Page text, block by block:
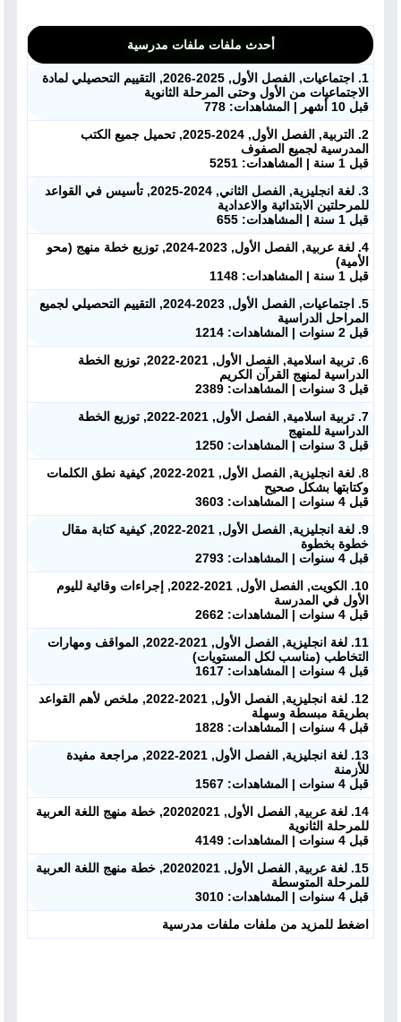
أحدث ملفات ملفات مدرسية
1. اجتماعيات, الفصل الأول, 2025-2026, التقييم التحصيلي لمادة
الاجتماعيات من الأول وحتى المرحلة الثانوية
قبل 10 أشهر | المشاهدات: 778
2. التربية, الفصل الأول, 2024-2025, تحميل جميع الكتب
المدرسية لجميع الصفوف
قبل 1 سنة | المشاهدات: 5251
3. لغة انجليزية, الفصل الثاني, 2024-2025, تأسيس في القواعد
للمرحلتين الابتدائية والاعدادية
قبل 1 سنة | المشاهدات: 655
4. لغة عربية, الفصل الأول, 2023-2024, توزيع خطة منهج (محو
الأمية)
قبل 1 سنة | المشاهدات: 1148
5. اجتماعيات, الفصل الأول, 2023-2024, التقييم التحصيلي لجميع
المراحل الدراسية
قبل 2 سنوات | المشاهدات: 1214
6. تربية اسلامية, الفصل الأول, 2021-2022, توزيع الخطة
الدراسية لمنهج القرآن الكريم
قبل 3 سنوات | المشاهدات: 2389
7. تربية اسلامية, الفصل الأول, 2021-2022, توزيع الخطة
الدراسية للمنهج
قبل 3 سنوات | المشاهدات: 1250
8. لغة انجليزية, الفصل الأول, 2021-2022, كيفية نطق الكلمات
وكتابتها بشكل صحيح
قبل 4 سنوات | المشاهدات: 3603
9. لغة انجليزية, الفصل الأول, 2021-2022, كيفية كتابة مقال
خطوة بخطوة
قبل 4 سنوات | المشاهدات: 2793
10. الكويت, الفصل الأول, 2021-2022, إجراءات وقائية لليوم
الأول في المدرسة
قبل 4 سنوات | المشاهدات: 2662
11. لغة انجليزية, الفصل الأول, 2021-2022, المواقف ومهارات
التخاطب (مناسب لكل المستويات)
قبل 4 سنوات | المشاهدات: 1617
12. لغة انجليزية, الفصل الأول, 2021-2022, ملخص لأهم القواعد
بطريقة مبسطة وسهلة
قبل 4 سنوات | المشاهدات: 1828
13. لغة انجليزية, الفصل الأول, 2021-2022, مراجعة مفيدة
للأزمنة
قبل 4 سنوات | المشاهدات: 1567
14. لغة عربية, الفصل الأول, 20202021, خطة منهج اللغة العربية
للمرحلة الثانوية
قبل 4 سنوات | المشاهدات: 4149
15. لغة عربية, الفصل الأول, 20202021, خطة منهج اللغة العربية
للمرحلة المتوسطة
قبل 4 سنوات | المشاهدات: 3010
اضغط للمزيد من ملفات ملفات مدرسية